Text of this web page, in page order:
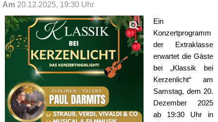
Am 20.12.2025, 19:30 Uhr
Ein
Konzertprogramm
der Extraklasse
erwartet die Gäste
bei „Klassik bei
Kerzenlicht“ am
Samstag, dem 20.
Dezember 2025
ab 19:30 Uhr in